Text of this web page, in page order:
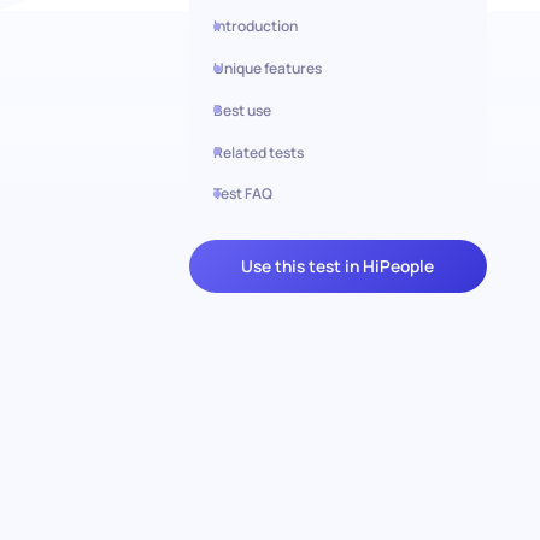
Introduction
Unique features
Best use
Related tests
Test FAQ
Use this test in HiPeople